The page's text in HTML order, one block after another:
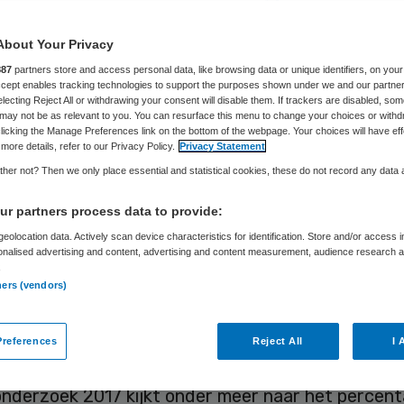
Herm Joosten6 november 2017
en de betrouwbaarheid van de AD ziekenhuis
over. Met de gebruikte indicatoren wordt
zorg niet representatief gemeten. Bovendien
de uitkomsten van een bepaald jaar géén goede
gedaan worden over de resultaten in een
geldigheid en betrouwbaarheid van onderzoek
voor patiënten of ziekenhuizen gering, is
2017 kijkt onder meer naar het
Your Privacy
partners store and access personal data, like browsing data or unique identifiers, on your
enables tracking technologies to support the purposes shown under we and our
Reject All or withdrawing your consent will disable them. If trackers are disabled,
not be as relevant to you. You can resurface this menu to change your choices or
the Manage Preferences link on the bottom of the webpage. Your choices will have
details, refer to our Privacy Policy. Privacy Statement
not? Then we only place essential and statistical cookies, these do not record any data
partners process data to provide:
data. Actively scan device characteristics for identification. Store and/or access
advertising and content, advertising and content measurement, audience research
(vendors)
Reject All I